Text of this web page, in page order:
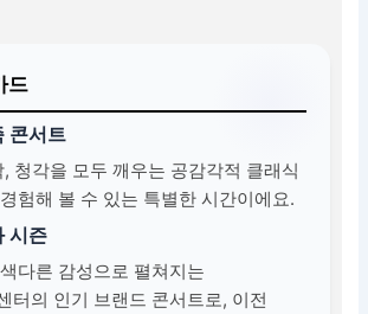
드
콘서트
청각을 모두 깨우는 공감각적 클래식
험해 볼 수 있는 특별한 시간이에요.
시즌
다른 감성으로 펼쳐지는
터의 인기 브랜드 콘서트로, 이전